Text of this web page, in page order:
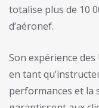
totalise plus de 10
d’aéronef.
Son expérience
en tant
performances et la